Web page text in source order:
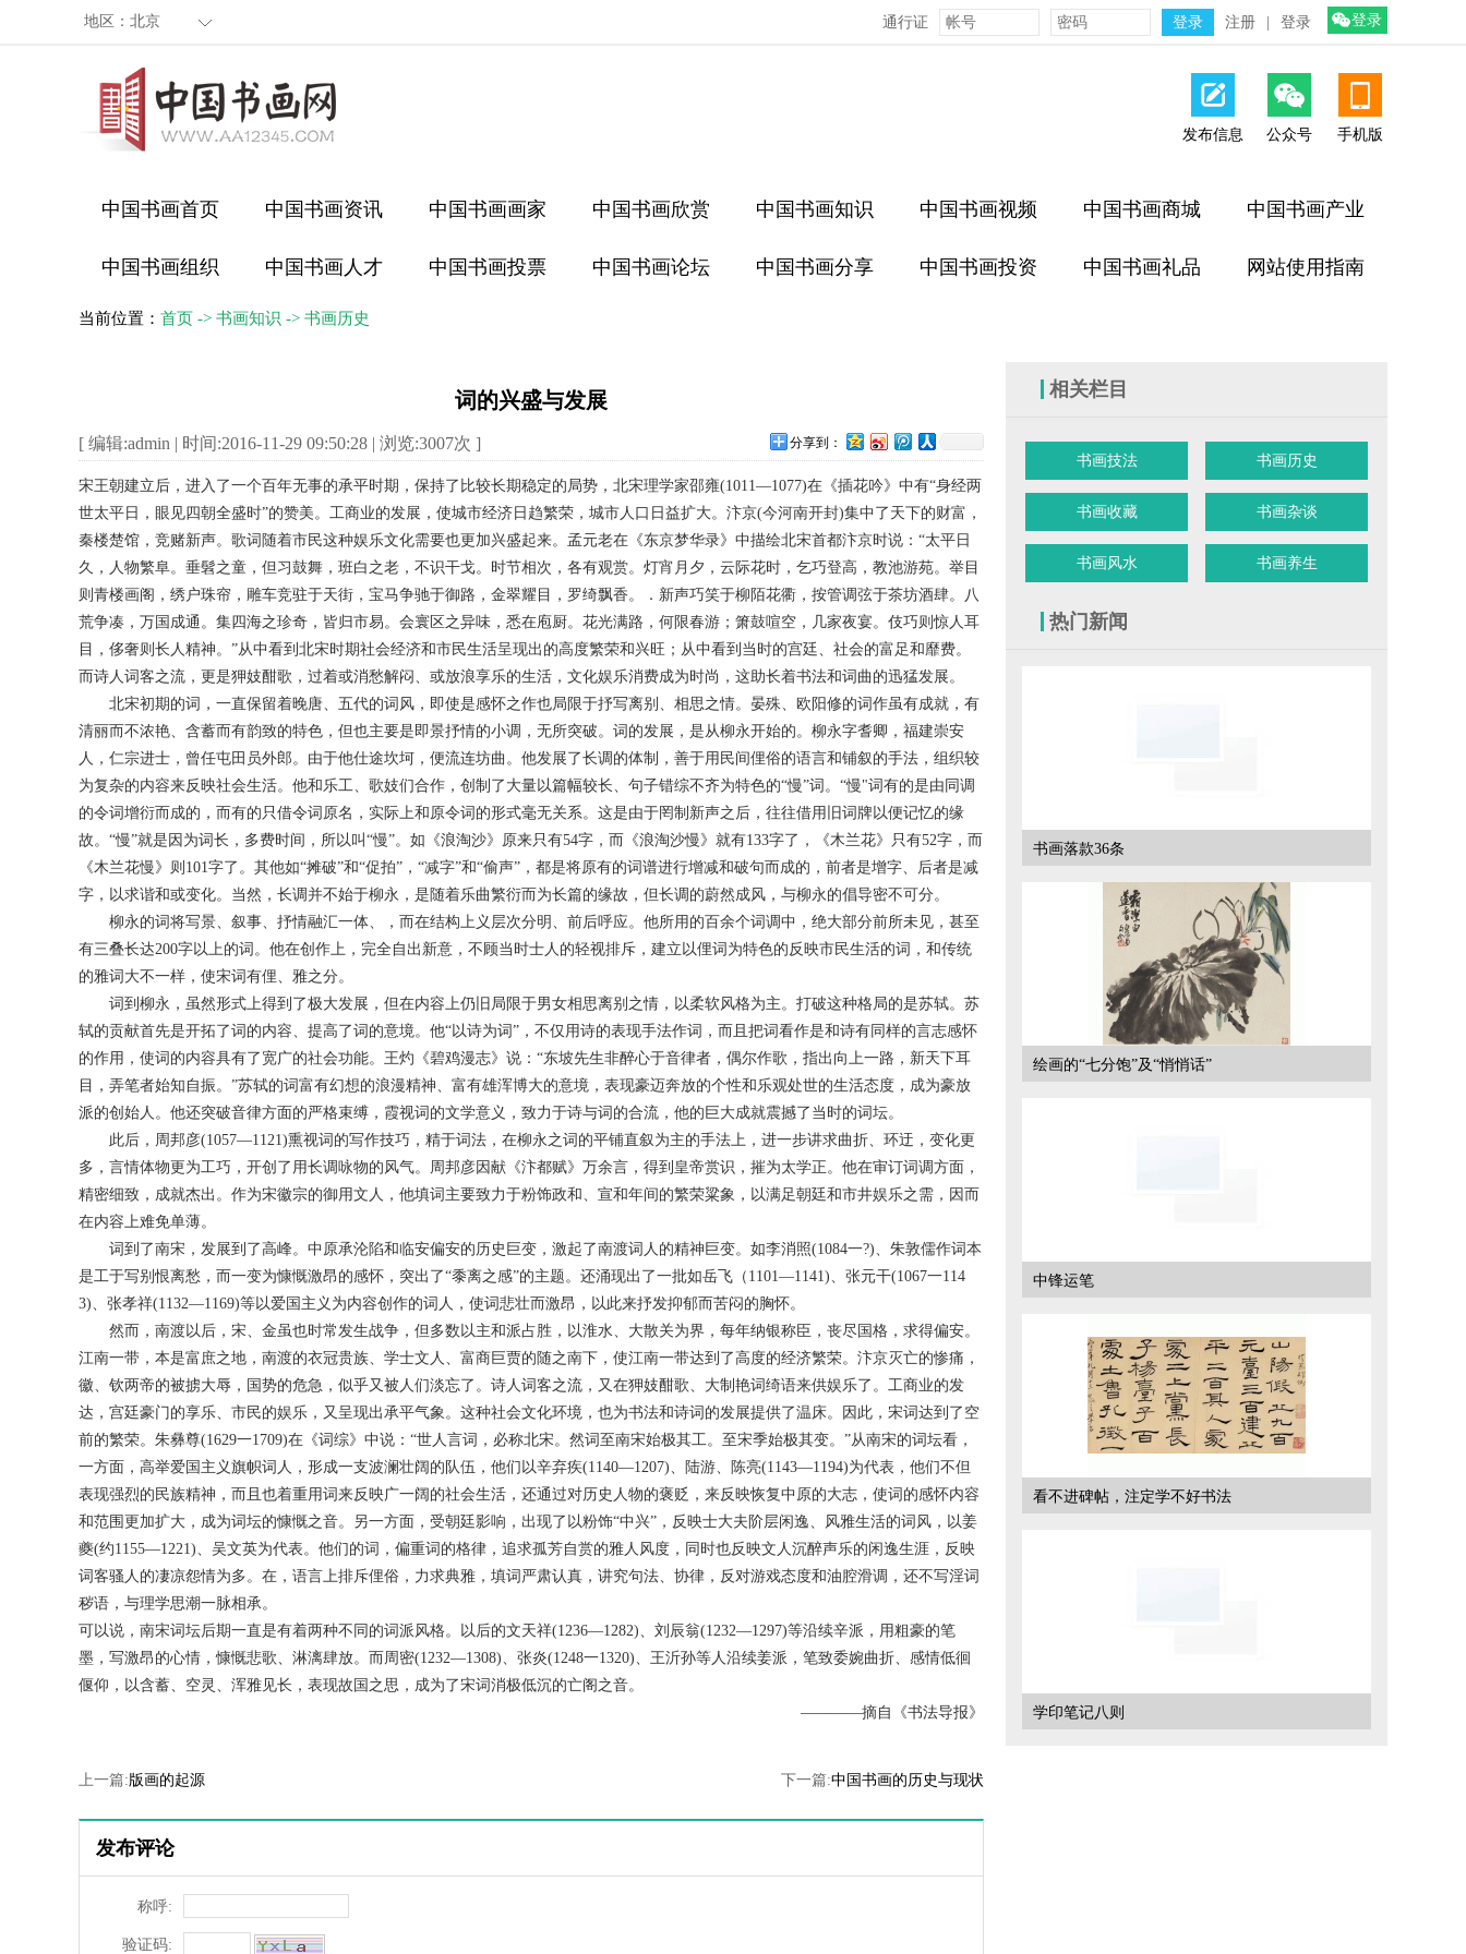
地区： 北京 通行证 注册 登录 登录
发布信息 公众号 手机版
中国书画首页 中国书画资讯 中国书画画家 中国书画欣赏 中国书画知识 中国书画视频 中国书画商城 中国书画产业
中国书画组织 中国书画人才 中国书画投票 中国书画论坛 中国书画分享 中国书画投资 中国书画礼品 网站使用指南
当前位置： 首页 -> 书画知识 -> 书画历史
词的兴盛与发展
[ 编辑:admin | 时间:2016-11-29 09:50:28 | 浏览:3007次 ] 分享到：
宋王朝建立后，进入了一个百年无事的承平时期，保持了比较长期稳定的局势，北宋理学家邵雍(1011—1077)在《插花吟》中有“身经两
世太平日，眼见四朝全盛时”的赞美。工商业的发展，使城市经济日趋繁荣，城市人口日益扩大。汴京(今河南开封)集中了天下的财富，
秦楼楚馆，竞赌新声。歌词随着市民这种娱乐文化需要也更加兴盛起来。孟元老在《东京梦华录》中描绘北宋首都汴京时说：“太平日
久，人物繁阜。垂髫之童，但习鼓舞，班白之老，不识干戈。时节相次，各有观赏。灯宵月夕，云际花时，乞巧登高，教池游苑。举目
则青楼画阁，绣户珠帘，雕车竞驻于天街，宝马争驰于御路，金翠耀目，罗绮飘香。．新声巧笑于柳陌花衢，按管调弦于茶坊酒肆。八
荒争凑，万国成通。集四海之珍奇，皆归市易。会寰区之异味，悉在庖厨。花光满路，何限春游；箫鼓喧空，几家夜宴。伎巧则惊人耳
目，侈奢则长人精神。”从中看到北宋时期社会经济和市民生活呈现出的高度繁荣和兴旺；从中看到当时的宫廷、社会的富足和靡费。
而诗人词客之流，更是狎妓酣歌，过着或消愁解闷、或放浪享乐的生活，文化娱乐消费成为时尚，这助长着书法和词曲的迅猛发展。
北宋初期的词，一直保留着晚唐、五代的词风，即使是感怀之作也局限于抒写离别、相思之情。晏殊、欧阳修的词作虽有成就，有
清丽而不浓艳、含蓄而有韵致的特色，但也主要是即景抒情的小调，无所突破。词的发展，是从柳永开始的。柳永字耆卿，福建崇安
人，仁宗进士，曾任屯田员外郎。由于他仕途坎坷，便流连坊曲。他发展了长调的体制，善于用民间俚俗的语言和铺叙的手法，组织较
为复杂的内容来反映社会生活。他和乐工、歌妓们合作，创制了大量以篇幅较长、句子错综不齐为特色的“慢”词。“慢"词有的是由同调
的令词增衍而成的，而有的只借令词原名，实际上和原令词的形式毫无关系。这是由于罔制新声之后，往往借用旧词牌以便记忆的缘
故。“慢”就是因为词长，多费时间，所以叫“慢”。如《浪淘沙》原来只有54字，而《浪淘沙慢》就有133字了，《木兰花》只有52字，而
《木兰花慢》则101字了。其他如“摊破”和“促拍”，“减字”和“偷声”，都是将原有的词谱进行增减和破句而成的，前者是增字、后者是减
字，以求谐和或变化。当然，长调并不始于柳永，是随着乐曲繁衍而为长篇的缘故，但长调的蔚然成风，与柳永的倡导密不可分。
柳永的词将写景、叙事、抒情融汇一体、，而在结构上义层次分明、前后呼应。他所用的百余个词调中，绝大部分前所未见，甚至
有三叠长达200字以上的词。他在创作上，完全自出新意，不顾当时士人的轻视排斥，建立以俚词为特色的反映市民生活的词，和传统
的雅词大不一样，使宋词有俚、雅之分。
词到柳永，虽然形式上得到了极大发展，但在内容上仍旧局限于男女相思离别之情，以柔软风格为主。打破这种格局的是苏轼。苏
轼的贡献首先是开拓了词的内容、提高了词的意境。他“以诗为词”，不仅用诗的表现手法作词，而且把词看作是和诗有同样的言志感怀
的作用，使词的内容具有了宽广的社会功能。王灼《碧鸡漫志》说：“东坡先生非醉心于音律者，偶尔作歌，指出向上一路，新天下耳
目，弄笔者始知自振。”苏轼的词富有幻想的浪漫精神、富有雄浑博大的意境，表现豪迈奔放的个性和乐观处世的生活态度，成为豪放
派的创始人。他还突破音律方面的严格束缚，霞视词的文学意义，致力于诗与词的合流，他的巨大成就震撼了当时的词坛。
此后，周邦彦(1057—1121)熏视词的写作技巧，精于词法，在柳永之词的平铺直叙为主的手法上，进一步讲求曲折、环迂，变化更
多，言情体物更为工巧，开创了用长调咏物的风气。周邦彦因献《汴都赋》万余言，得到皇帝赏识，摧为太学正。他在审订词调方面，
精密细致，成就杰出。作为宋徽宗的御用文人，他填词主要致力于粉饰政和、宣和年间的繁荣粱象，以满足朝廷和市井娱乐之需，因而
在内容上难免单薄。
词到了南宋，发展到了高峰。中原承沦陷和临安偏安的历史巨变，激起了南渡词人的精神巨变。如李消照(1084一?)、朱敦儒作词本
是工于写别恨离愁，而一变为慷慨激昂的感怀，突出了“黍离之感”的主题。还涌现出了一批如岳飞（1101—1141)、张元干(1067一114
3)、张孝祥(1132—1169)等以爱国主义为内容创作的词人，使词悲壮而激昂，以此来抒发抑郁而苦闷的胸怀。
然而，南渡以后，宋、金虽也时常发生战争，但多数以主和派占胜，以淮水、大散关为界，每年纳银称臣，丧尽国格，求得偏安。
江南一带，本是富庶之地，南渡的衣冠贵族、学士文人、富商巨贾的随之南下，使江南一带达到了高度的经济繁荣。汴京灭亡的惨痛，
徽、钦两帝的被掳大辱，国势的危急，似乎又被人们淡忘了。诗人词客之流，又在狎妓酣歌、大制艳词绮语来供娱乐了。工商业的发
达，宫廷豪门的享乐、市民的娱乐，又呈现出承平气象。这种社会文化环境，也为书法和诗词的发展提供了温床。因此，宋词达到了空
前的繁荣。朱彝尊(1629一1709)在《词综》中说：“世人言词，必称北宋。然词至南宋始极其工。至宋季始极其变。”从南宋的词坛看，
一方面，高举爱国主义旗帜词人，形成一支波澜壮阔的队伍，他们以辛弃疾(1140—1207)、陆游、陈亮(1143—1194)为代表，他们不但
表现强烈的民族精神，而且也着重用词来反映广一阔的社会生活，还通过对历史人物的褒贬，来反映恢复中原的大志，使词的感怀内容
和范围更加扩大，成为词坛的慷慨之音。另一方面，受朝廷影响，出现了以粉饰“中兴”，反映士大夫阶层闲逸、风雅生活的词风，以姜
夔(约1155—1221)、吴文英为代表。他们的词，偏重词的格律，追求孤芳自赏的雅人风度，同时也反映文人沉醉声乐的闲逸生涯，反映
词客骚人的凄凉怨情为多。在，语言上排斥俚俗，力求典雅，填词严肃认真，讲究句法、协律，反对游戏态度和油腔滑调，还不写淫词
秽语，与理学思潮一脉相承。
可以说，南宋词坛后期一直是有着两种不同的词派风格。以后的文天祥(1236—1282)、刘辰翁(1232—1297)等沿续辛派，用粗豪的笔
墨，写激昂的心情，慷慨悲歌、淋漓肆放。而周密(1232—1308)、张炎(1248一1320)、王沂孙等人沿续姜派，笔致委婉曲折、感情低徊
偃仰，以含蓄、空灵、浑雅见长，表现故国之思，成为了宋词消极低沉的亡阁之音。
————摘自《书法导报》
上一篇:版画的起源 下一篇:中国书画的历史与现状
发布评论
称呼:
验证码:
相关栏目
书画技法 书画历史
书画收藏 书画杂谈
书画风水 书画养生
热门新闻
书画落款36条
绘画的“七分饱”及“悄悄话”
中锋运笔
看不进碑帖，注定学不好书法
学印笔记八则